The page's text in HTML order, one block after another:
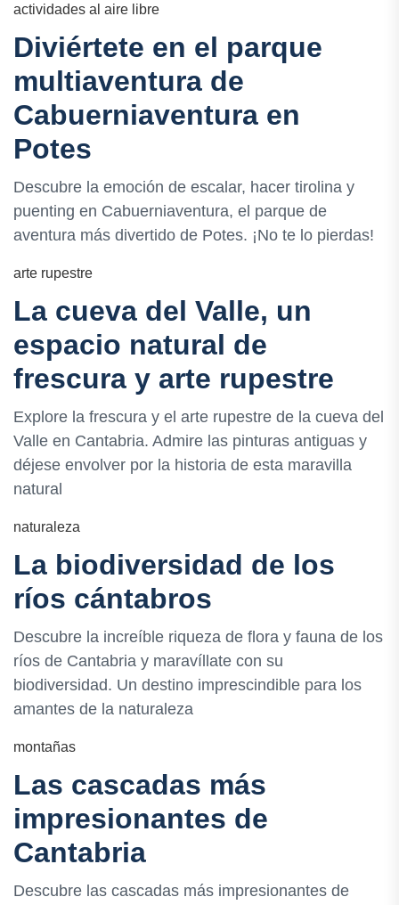
actividades al aire libre
Diviértete en el parque
multiaventura de
Cabuerniaventura en
Potes
Descubre la emoción de escalar, hacer tirolina y
puenting en Cabuerniaventura, el parque de
aventura más divertido de Potes. ¡No te lo pierdas!
arte rupestre
La cueva del Valle, un
espacio natural de
frescura y arte rupestre
Explore la frescura y el arte rupestre de la cueva del
Valle en Cantabria. Admire las pinturas antiguas y
déjese envolver por la historia de esta maravilla
natural
naturaleza
La biodiversidad de los
ríos cántabros
Descubre la increíble riqueza de flora y fauna de los
ríos de Cantabria y maravíllate con su
biodiversidad. Un destino imprescindible para los
amantes de la naturaleza
montañas
Las cascadas más
impresionantes de
Cantabria
Descubre las cascadas más impresionantes de